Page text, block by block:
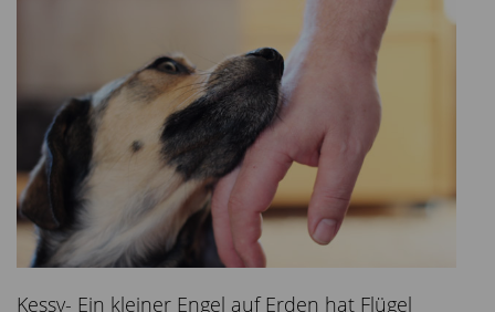
Kessy- Ein kleiner Engel auf Erden hat Flügel